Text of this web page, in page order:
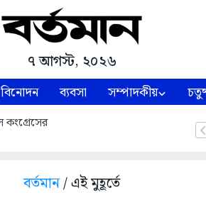
৭ আগস্ট, ২০২৬
বিনোদন ব্যবসা সম্পাদকীয়
কংগ্রেসের
বর্তমান/ এই মুহূর্তে